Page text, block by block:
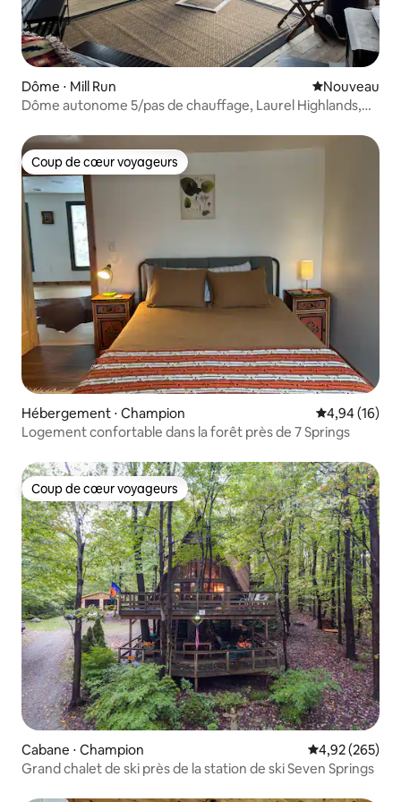
Dôme ⋅ Mill Run Nouvel
Nouveau
Dôme autonome 5/pas de chauffage, Laurel Highlands,
Coup de cœur voyageurs
Coup de cœur voyageurs
Hébergement ⋅ Champion Évaluation
4,94 (16)
Logement confortable dans la forêt près de 7 Springs
Coup de cœur voyageurs
Coup de cœur voyageurs
Cabane ⋅ Champion Évaluation
4,92 (265)
Grand chalet de ski près de la station de ski Seven Springs